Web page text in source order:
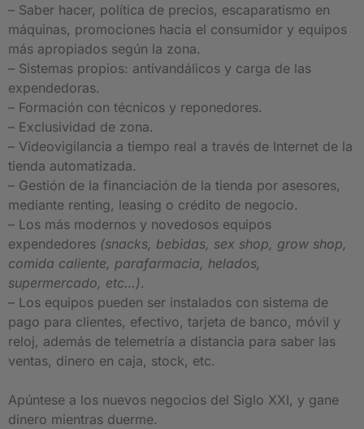
– Saber hacer, política de precios, escaparatismo en
máquinas, promociones hacia el consumidor y equipos
más apropiados según la zona.
– Sistemas propios: antivandálicos y carga de las
expendedoras.
– Formación con técnicos y reponedores.
– Exclusividad de zona.
– Videovigilancia a tiempo real a través de Internet de la
tienda automatizada.
– Gestión de la financiación de la tienda por asesores,
mediante renting, leasing o crédito de negocio.
– Los más modernos y novedosos equipos
expendedores (snacks, bebidas, sex shop, grow shop,
comida caliente, parafarmacia, helados,
supermercado, etc…).
– Los equipos pueden ser instalados con sistema de
pago para clientes, efectivo, tarjeta de banco, móvil y
reloj, además de telemetría a distancia para saber las
ventas, dinero en caja, stock, etc.
Apúntese a los nuevos negocios del Siglo XXI, y gane
dinero mientras duerme.